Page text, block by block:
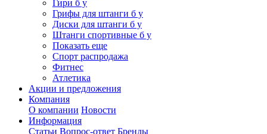
Гири б у
Грифы для штанги б у
Диски для штанги б у
Штанги спортивные б у
Показать еще
Спорт распродажа
Фитнес
Атлетика
Акции и предложения
Компания
О компании Новости
Информация
Статьи Вопрос-ответ Бренды